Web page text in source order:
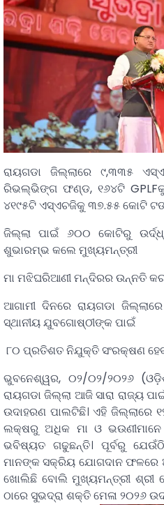
ରାୟଗଡା ଜିଲ୍ଲାରେ ୯,୩୩୫
ରିଭଲ୍‌ଭିଙ୍ଗ ଫଣ୍ଡ, ୧୬୪ଟି
୪୧୯୫ଟି ଏସ୍‌ଏଚଜିକୁ ୩୭.୫୫ କୋଟି
ଜିଲ୍ଲା ପାଇଁ ୬୦୦ କୋଟିରୁ
ଶୁଭାରମ୍ଭ କଲେ ମୁଖ୍ୟମନ୍ତ୍ରୀ
ମା ମଝିଘରିଆଣୀ ମନ୍ଦିରର ଉନ୍ନତି
ଆଗାମୀ ଦିନରେ ରାୟଗଡା
ସ୍ଥାନୀୟ ଯୁବଗୋଷ୍ଠୀଙ୍କ ପାଇଁ
୮୦ ପ୍ରତିଶତ ନିଯୁକ୍ତି ସଂରକ୍ଷଣ
ଭୁବନେଶ୍ୱର, ୦୨/୦୨/୨୦୨୬
ରାୟଗଡା ଜିଲ୍ଲା ଆଜି ସାରା ରାଜ୍ୟ
ଉଦାହରଣ ପାଲଟିଛି। ଏହି ଜିଲ୍ଲାରେ
ଲକ୍ଷରୁ ଅଧିକ ମା ଓ
ଭବିଷ୍ୟତ ଗଢୁଛନ୍ତି। ପୂର୍ବରୁ
ମାନଙ୍କ ସକ୍ରିୟ ଯୋଗଦାନ ଫଳରେ
ଖୋଲିଛି ବୋଲି ମୁଖ୍ୟମନ୍ତ୍ରୀ ଶ୍ରୀ
ଠାରେ ସୁଭଦ୍ରା ଶକ୍ତି ମେଳା ୨୦୨୬